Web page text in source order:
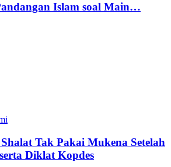
Islam soal Main…
Tak Pakai Mukena Setelah
Diklat Kopdes